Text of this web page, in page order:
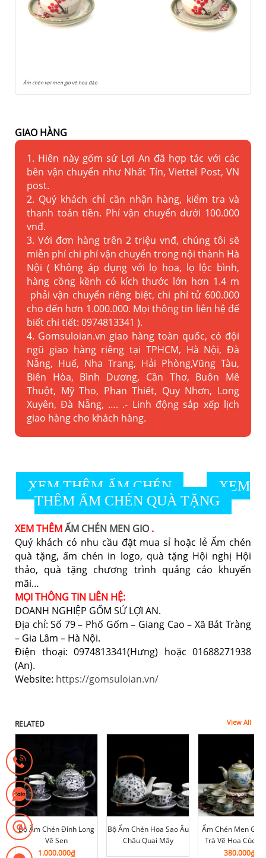
Ấm chén vại men gio vẽ hoa đào
GIAO HÀNG
1. Hiên này gốm sứ Lợi An đã hợp tác với các
bên vận chuyển như Nhất Tín, Viettel Post, VN
post.
2. Quý khách chỉ cần nhận hàng, kiểm tra và
thanh toán tiền. Phí vận chuyển dưới 100.000
vnđ.
3. Với đơn hàng trên 2 triệu vnđ, chúng tôi sẽ
miễn phí chi phí vận chuyển trong nội thành Hà
Nội ( Không áp dụng với lọ hoa, lọ lộc bình,
hàng cồng kềnh có kích thước lớn hơn 1.4 m
phải vận chuyển riêng biệt, chi phí tử 600.000
cho đến hơn 1.000.000. Mọi thông tin liên hệ để
biết chi tiết: 0974813341 ).
4. Gomsuloian.vn giao hàng toàn quốc, có đội
ngũ giao hàng riêng tại TPHCM, Hà Nội, Đà
Nẵng, Huế, Nha Trang, Hải Phòng,Vũng Tàu,
Biên Hòa, Bình Dương, Cần Thơ, Buôn Mê
Thuột, Mỹ Tho, Phan Thiết, Quy Nhơn, Long
Xuyên, Đà Nẵng, …. .- Linh động sắp xếp lịch
giao hàng cho khách hàng.
XEM THÊM ẤM CHÉN
XEM
THÊM ẤM CHÉN QUÀ TẶNG
XEM THÊMẤM CHÉN MEN GIO .
Quý khách có nhu cầu đặt mua sỉ hoặc lẻ Ấm chén
quà tặng, ấm chén in logo, quà tặng Hội nghị Hội
thảo, quà tặng chương trình quảng cáo khuyến
mãi…
MỌI THÔNG TIN LIÊN HỆ:
DOANH NGHIỆP GỐM SỨ LỢI AN.
Địa chỉ: Số 79 – Phố Gốm – Giang Cao – Xã Bát Tràng
– Gia Lâm – Hà Nội.
Điện thoại: 0974813341(Hưng) hoặc 01688271938
(An).
Website: https://gomsuloian.vn/
RELATED View All
Bộ Ấm Chén Đỉnh Long
Vẽ Sen
1.000.000₫
Bộ Ấm Chén Hoa Sao Âu
Châu Quai Mây
Ấm Chén Men Gio
Trà Vẽ Hoa Cúc
380.000₫